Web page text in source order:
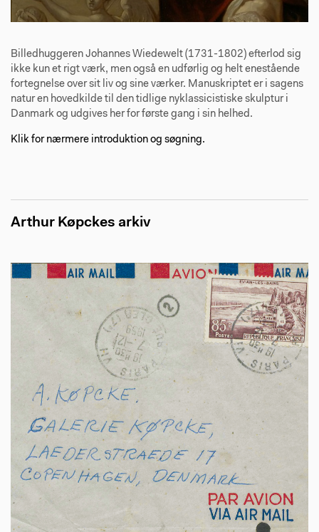
Billedhuggeren Johannes Wiedewelt (1731-1802) efterlod sig
ikke kun et rigt værk, men også en udførlig og helt enestående
fortegnelse over sit liv og sine værker. Manuskriptet er i sagens
natur en hovedkilde til den tidlige nyklassicistiske skulptur i
Danmark og udgives her for første gang i sin helhed.
Klik for nærmere introduktion og søgning.
Arthur Køpckes arkiv